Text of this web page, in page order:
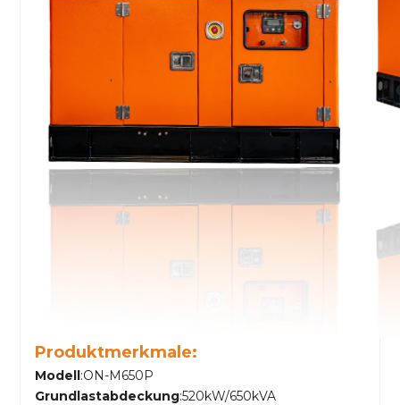
Produktmerkmale:
Modell:ON-M650P
Grundlastabdeckung:520kW/650kVA